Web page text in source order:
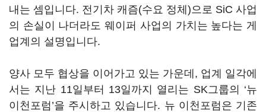
내는 셈입니다. 전기차 캐즘(수요 정체)으로 SiC 사업
의 손실이 나더라도 웨이퍼 사업의 가치는 높다는 게
업계의 설명입니다.
양사 모두 협상을 이어가고 있는 가운데, 업계 일각에
서는 지난 11일부터 13일까지 열리는 SK그룹의 ‘뉴
이천포럼’을 주시하고 있습니다. 뉴 이천포럼은 기존